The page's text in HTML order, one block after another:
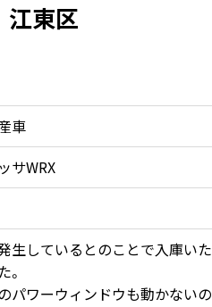
東区
車
サWRX
生しているとのことで入庫いた
。
パワーウィンドウも動かないの